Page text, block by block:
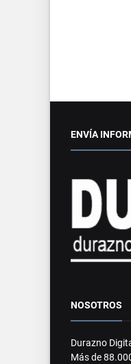
ENVÍA
NOSOTROS
Durazno
Más de